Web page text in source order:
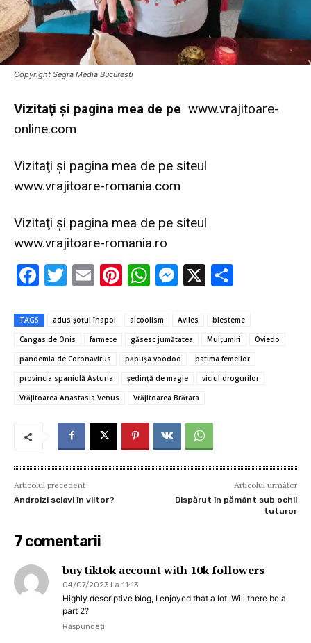
Copyright Segra Media București
Vizitaţi şi pagina mea de pe www.vrajitoare-
online.com
Vizitaţi şi pagina mea de pe siteul
www.vrajitoare-romania.com
Vizitaţi şi pagina mea de pe siteul
www.vrajitoare-romania.ro
F
e
b
o
o
k
T
it
te
r
E
ai
l
Pi
er
es
t
W
at
s
A
p
p
M
se
n
g
er
X
ta
je
az
ă
TAGS adus șoțul înapoi alcoolism Aviles
blesteme
Cangas de Onis
farmece găsesc jumătatea Mulțumiri
Oviedo
pandemia de Coronavirus
păpușa voodoo
patima femeilor
provincia spaniolă Asturia
şedinţă de magie
viciul drogurilor
Vrăjitoarea Anastasia Venus
Vrăjitoarea Brăţara
Articolul precedent
Androizi sclavi în viitor?
Articolul următor
Dispărut în pământ sub ochii
tuturor
7 comentarii
buy tiktok account with 10k followers
04/07/2023 La 11:13
Highly descriptive blog, I enjoyed that a lot. Will there be a
part 2?
Răspundeți